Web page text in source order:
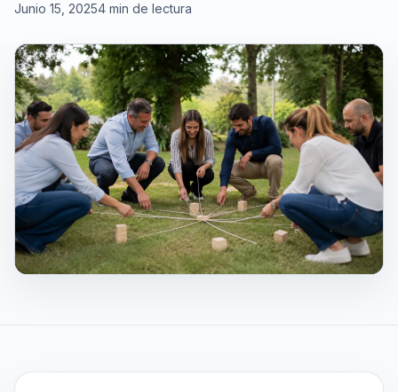
Junio 15, 20254 min de lectura